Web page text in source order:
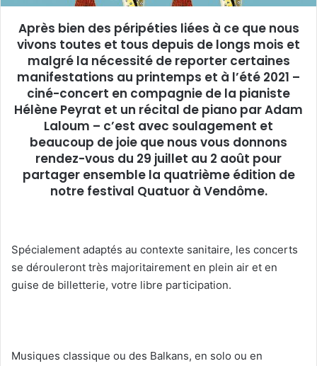
r
Après bien des péripéties liées à ce que nous
vivons toutes et tous depuis de longs mois et
malgré la nécessité de reporter certaines
manifestations au printemps et à l’été 2021 –
ciné-concert en compagnie de la pianiste
Hélène Peyrat et un récital de piano par Adam
Laloum – c’est avec soulagement et
beaucoup de joie que nous vous donnons
rendez-vous du 29 juillet au 2 août pour
partager ensemble la quatrième édition de
notre festival Quatuor à Vendôme.
Spécialement adaptés au contexte sanitaire, les concerts
se dérouleront très majoritairement en plein air et en
guise de billetterie, votre libre participation.
Musiques classique ou des Balkans, en solo ou en